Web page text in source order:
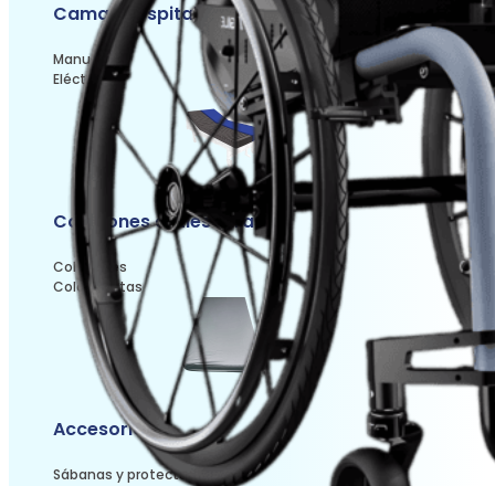
Camas hospitalarias
Manuales
Eléctricas
Colchones antiescaras
Colchones
Colchonetas
Accesorios
Sábanas y protectores